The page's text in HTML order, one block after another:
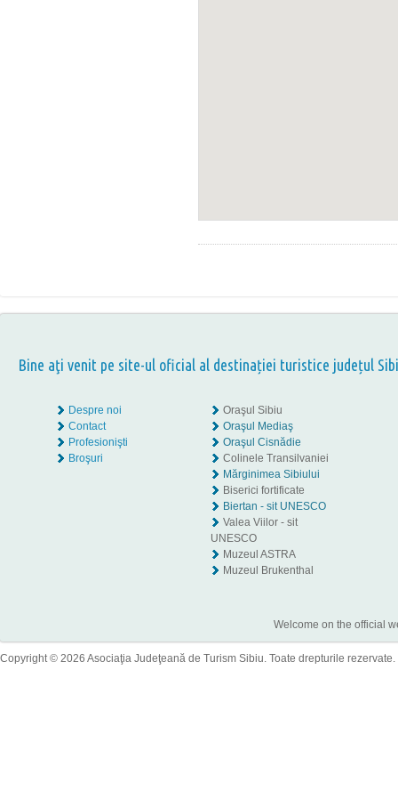
Bine aţi venit pe site-ul oficial al destinației turistice județul
Despre noi
Contact
Profesionişti
Broşuri
Oraşul Sibiu
Oraşul Mediaş
Oraşul Cisnădie
Colinele Transilvaniei
Mărginimea Sibiului
Biserici fortificate
Biertan - sit UNESCO
Valea Viilor - sit
UNESCO
Muzeul ASTRA
Muzeul Brukenthal
Welcome on the official
Copyright © 2026 Asociaţia Judeţeană de Turism Sibiu. Toate drepturile rezervate.